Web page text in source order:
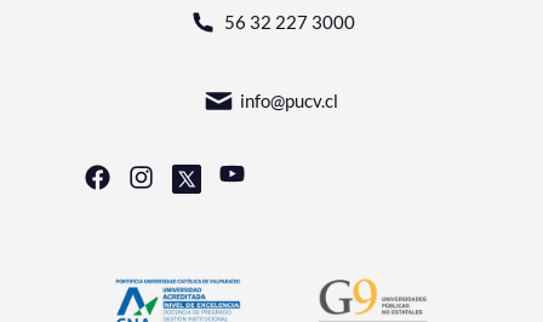
56 32 227 3000
info@pucv.cl